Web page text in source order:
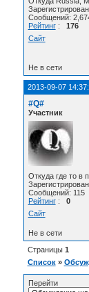
Сообщений:
Рейтинг: 176
Сайт
Не в сети
2013-09-07
#Q#
Участник
Откуда где то в
Сообщений: 115
Рейтинг: 0
Сайт
Не в сети
Страницы 1
Список »
Перейти